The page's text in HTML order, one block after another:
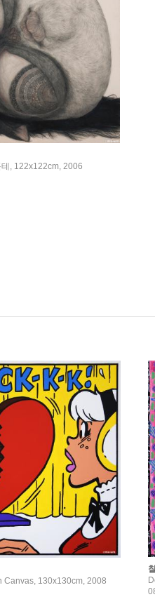
, 122x122cm, 2006
Canvas, 130x130cm, 2008